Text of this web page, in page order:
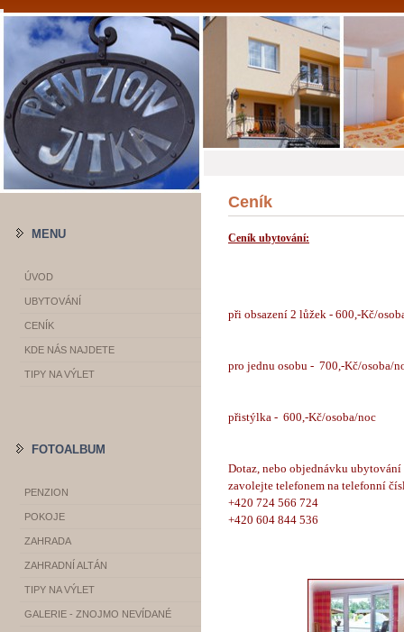
Ceník
Ceník ubytování:
při obsazení 2 lůžek - 600,-Kč/
pro jednu osobu - 700,-Kč/osoba/
přistýlka - 600,-Kč/osoba/noc
Dotaz, nebo objednávku
zavolejte telefonem na telefonní
+420 724 566 724
+420 604 844 536
MENU
ÚVOD
UBYTOVÁNÍ
CENÍK
KDE NÁS NAJDETE
TIPY NA VÝLET
FOTOALBUM
PENZION
POKOJE
ZAHRADA
ZAHRADNÍ ALTÁN
TIPY NA VÝLET
GALERIE - ZNOJMO NEVÍDANÉ